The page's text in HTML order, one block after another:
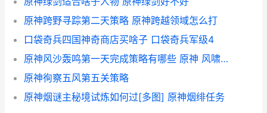
原神跨野寻踪第二天策略 原神跨越领域怎么打
口袋奇兵四国神奇商店买啥子 口袋奇兵军级4
原神风沙轰鸣第一天完成策略有哪些 原神 风啸山坡
原神徇察五风第五关策略
原神烟谜主秘境试炼如何过[多图] 原神烟绯任务